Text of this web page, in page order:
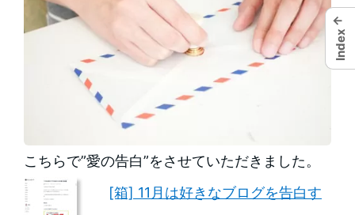
こちらで”愛の告白”をさせていただきました。
[箱] 11月は好きなブログを告白す
←
Index